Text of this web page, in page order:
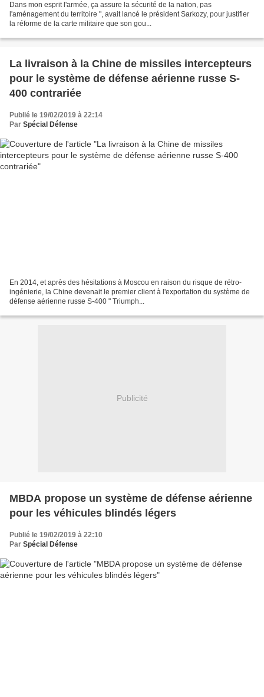
Dans mon esprit l'armée, ça assure la sécurité de la nation, pas
l'aménagement du territoire ", avait lancé le président Sarkozy, pour justifier
la réforme de la carte militaire que son gou...
La livraison à la Chine de missiles intercepteurs
pour le système de défense aérienne russe S-
400 contrariée
Publié le 19/02/2019 à 22:14
Par Spécial Défense
En 2014, et après des hésitations à Moscou en raison du risque de rétro-
ingénierie, la Chine devenait le premier client à l'exportation du système de
défense aérienne russe S-400 " Triumph...
Publicité
MBDA propose un système de défense aérienne
pour les véhicules blindés légers
Publié le 19/02/2019 à 22:10
Par Spécial Défense